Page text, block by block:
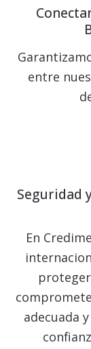
entre
Seguridad
En
adecuada